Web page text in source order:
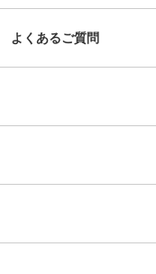
よくあるご質問